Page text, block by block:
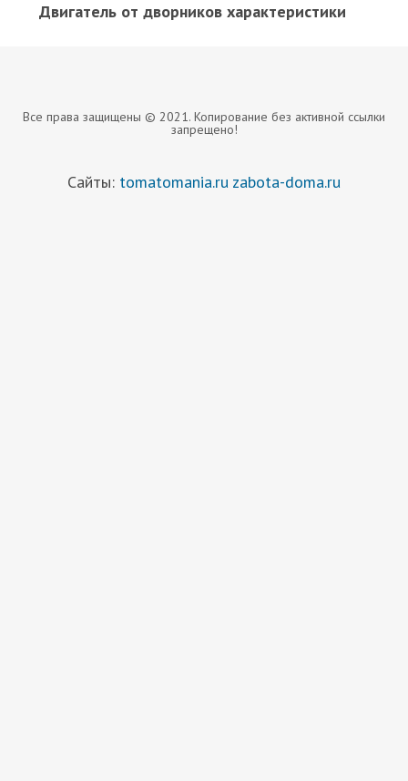
Двигатель от дворников характеристики
Все права защищены © 2021. Копирование без активной ссылки
запрещено!
Сайты: tomatomania.ru zabota-doma.ru